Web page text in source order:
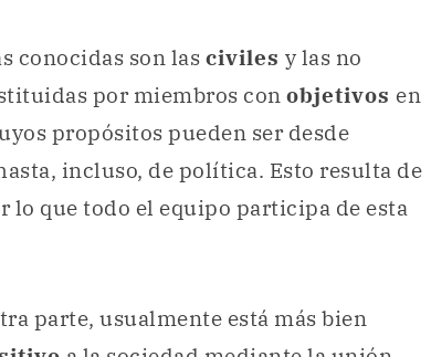
conocidas son las civiles y las no
por miembros con objetivos en
propósitos pueden ser desde
incluso, de política. Esto resulta de
lo que todo el equipo participa de esta
parte, usualmente está más bien